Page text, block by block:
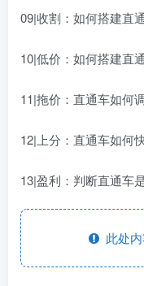
09|收割：如何搭建直
10|低价：如何搭建直
11|拖价：直通车如何
12|上分：直通车如何
13|盈利：判断直通车
此处内